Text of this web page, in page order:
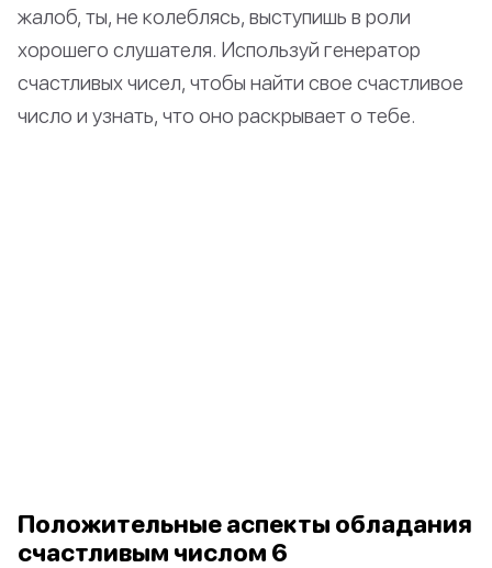
жалоб, ты, не колеблясь, выступишь в роли
хорошего слушателя. Используй генератор
счастливых чисел, чтобы найти свое счастливое
число и узнать, что оно раскрывает о тебе.
Положительные аспекты обладания
счастливым числом 6